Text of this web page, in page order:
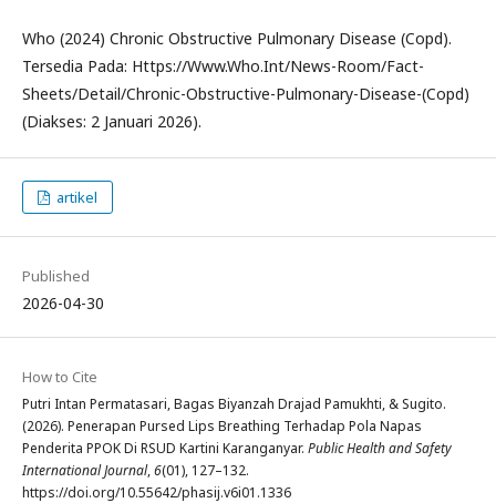
Who (2024) Chronic Obstructive Pulmonary Disease (Copd).
Tersedia Pada: Https://Www.Who.Int/News-Room/Fact-
Sheets/Detail/Chronic-Obstructive-Pulmonary-Disease-(Copd)
(Diakses: 2 Januari 2026).
artikel
Published
2026-04-30
How to Cite
Putri Intan Permatasari, Bagas Biyanzah Drajad Pamukhti, & Sugito.
(2026). Penerapan Pursed Lips Breathing Terhadap Pola Napas
Penderita PPOK Di RSUD Kartini Karanganyar. Public Health and Safety
International Journal,6(01), 127–132.
https://doi.org/10.55642/phasij.v6i01.1336